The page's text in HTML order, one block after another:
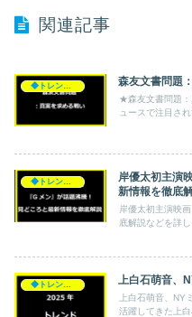
関連記事
◆トレンド◆ 森友文書問題
★森友文書問題：
ュースで注目さ
◆トレンド◆
岸優太初主演
新情報を徹底
岸優太初主演映
底解説などを詳
◆トレンド◆ 上白石萌音、
上白石萌音、NY
活躍してきた上